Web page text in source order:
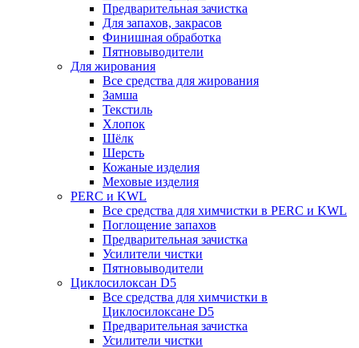
Предварительная зачистка
Для запахов, закрасов
Финишная обработка
Пятновыводители
Для жирования
Все средства для жирования
Замша
Текстиль
Хлопок
Шёлк
Шерсть
Кожаные изделия
Меховые изделия
PERC и KWL
Все средства для химчистки в PERC и KWL
Поглощение запахов
Предварительная зачистка
Усилители чистки
Пятновыводители
Циклосилоксан D5
Все средства для химчистки в
Циклосилоксане D5
Предварительная зачистка
Усилители чистки